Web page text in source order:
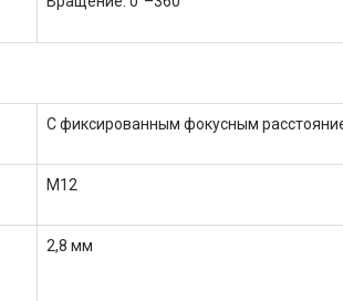
С фиксированным фокусным
M12
2,8 мм